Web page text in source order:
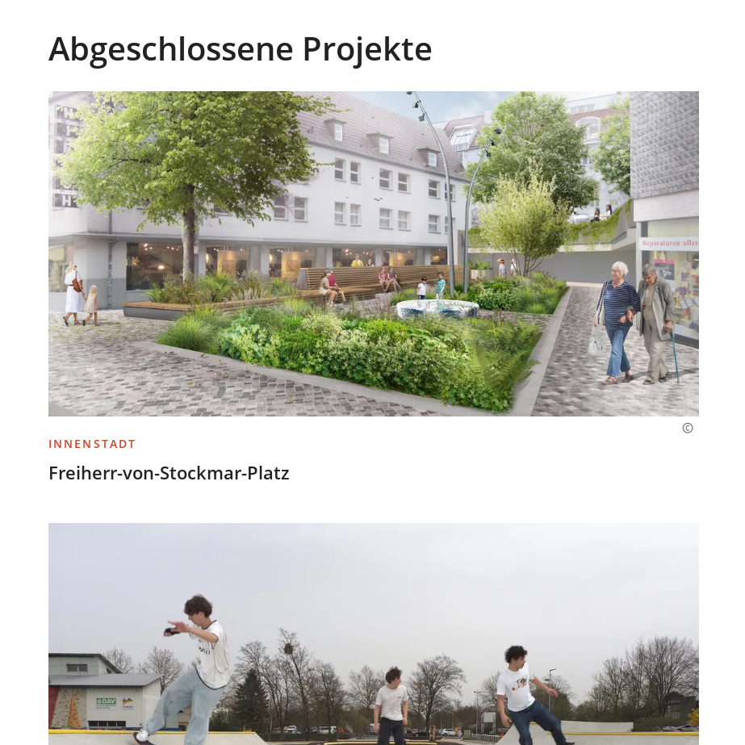
Abgeschlossene Projekte
INNENSTADT
Freiherr-von-Stockmar-Platz